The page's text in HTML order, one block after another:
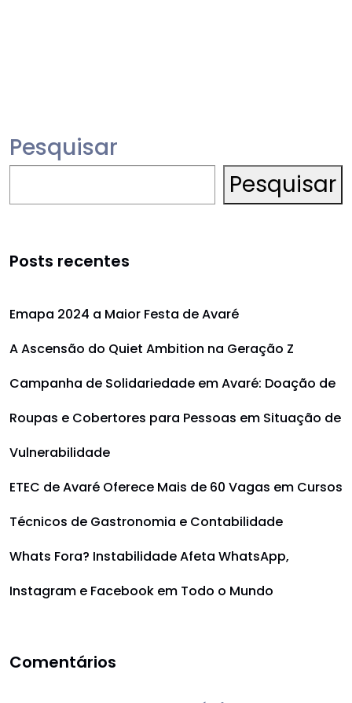
Pesquisar
Pesquisar
Posts recentes
Emapa 2024 a Maior Festa de Avaré
A Ascensão do Quiet Ambition na Geração Z
Campanha de Solidariedade em Avaré: Doação de
Roupas e Cobertores para Pessoas em Situação de
Vulnerabilidade
ETEC de Avaré Oferece Mais de 60 Vagas em Cursos
Técnicos de Gastronomia e Contabilidade
Whats Fora? Instabilidade Afeta WhatsApp,
Instagram e Facebook em Todo o Mundo
Comentários